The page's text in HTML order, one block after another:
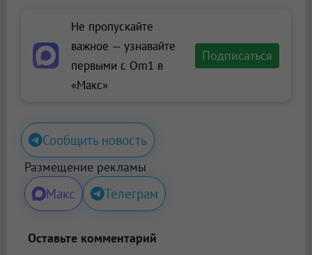
Не пропускайте
важное — узнавайте
первыми с Om1 в
«Макс»
Подписаться
Сообщить новость
Размещение рекламы
Макс Телеграм
Оставьте комментарий